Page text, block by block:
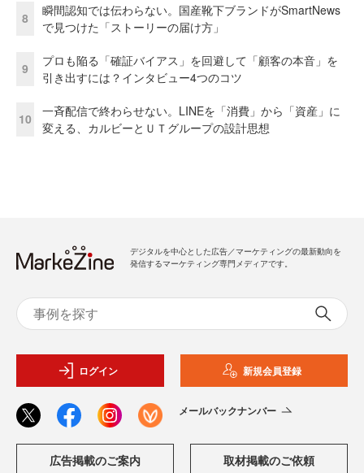
8
瞬間認知では伝わらない。国産靴下ブランドがSmartNews
で見つけた「ストーリーの届け方」
9
プロも陥る「確証バイアス」を回避して「顧客の本音」を
引き出すには？インタビュー4つのコツ
10
一斉配信で終わらせない。LINEを「消費」から「資産」に
変える、カルビーとＵＴグループの設計思想
デジタルを中心とした広告／マーケティングの最新動向を
発信するマーケティング専門メディアです。
ログイン 新規会員登録
メールバックナンバー
広告掲載のご案内 取材掲載のご依頼